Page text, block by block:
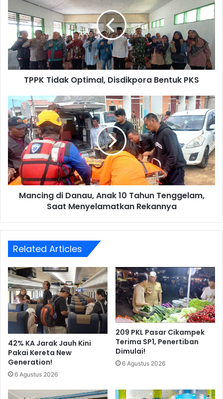
Optimal,
Disdikpora
Bentuk
PKS
TPPK Tidak Optimal, Disdikpora Bentuk PKS
Mancing
di
Danau,
Anak
10
Tahun
Tenggelam,
Saat
Menyelamatkan
Rekannya
Mancing di Danau, Anak 10 Tahun Tenggelam,
Saat Menyelamatkan Rekannya
Related Articles
42% KA Jarak Jauh Kini
Pakai Kereta New
Generation!
6 Agustus 2026
209 PKL Pasar Cikampek
Terima SP1, Penertiban
Dimulai!
6 Agustus 2026